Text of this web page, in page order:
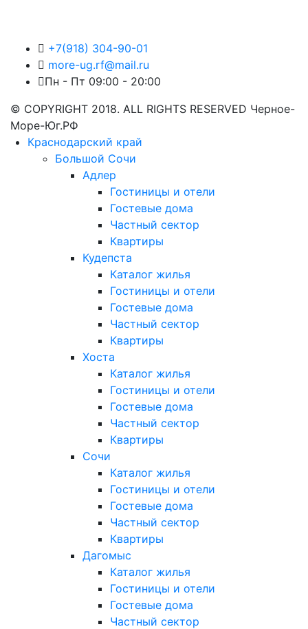
+7(918) 304-90-01
more-ug.rf@mail.ru
Пн - Пт 09:00 - 20:00
© COPYRIGHT 2018. ALL RIGHTS RESERVED Черное-
Море-Юг.РФ
Краснодарский край
Большой Сочи
Адлер
Гостиницы и отели
Гостевые дома
Частный сектор
Квартиры
Кудепста
Каталог жилья
Гостиницы и отели
Гостевые дома
Частный сектор
Квартиры
Хоста
Каталог жилья
Гостиницы и отели
Гостевые дома
Частный сектор
Квартиры
Сочи
Каталог жилья
Гостиницы и отели
Гостевые дома
Частный сектор
Квартиры
Дагомыс
Каталог жилья
Гостиницы и отели
Гостевые дома
Частный сектор